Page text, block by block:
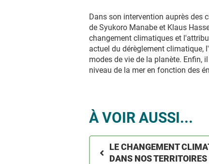
Dans son intervention auprès des
de Syukoro Manabe et Klaus
changement climatiques et
actuel du dérèglement climatique,
modes de vie de la planète. Enfin,
niveau de la mer en fonction des
À VOIR AUSSI...
LE CHANGEMENT
DANS NOS TERRITOIRES